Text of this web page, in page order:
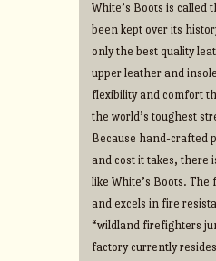
White’s Boots is
been kept over its
only the best quality
upper leather and
flexibility and comfort
the world’s toughest
Because hand-crafted
and cost it takes, there
like White’s Boots. The
and excels in fire
“wildland firefighters
factory currently